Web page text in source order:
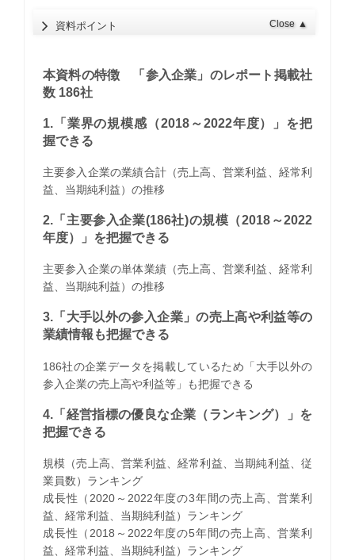
資料ポイント Close ▲
本資料の特徴 「参入企業」のレポート掲載社
数 186社
1.「業界の規模感（2018～2022年度）」を把
握できる
主要参入企業の業績合計（売上高、営業利益、経常利
益、当期純利益）の推移
2.「主要参入企業(186社)の規模（2018～2022
年度）」を把握できる
主要参入企業の単体業績（売上高、営業利益、経常利
益、当期純利益）の推移
3.「大手以外の参入企業」の売上高や利益等の
業績情報も把握できる
186社の企業データを掲載しているため「大手以外の
参入企業の売上高や利益等」も把握できる
4.「経営指標の優良な企業（ランキング）」を
把握できる
規模（売上高、営業利益、経常利益、当期純利益、従
業員数）ランキング
成長性（2020～2022年度の3年間の売上高、営業利
益、経常利益、当期純利益）ランキング
成長性（2018～2022年度の5年間の売上高、営業利
益、経常利益、当期純利益）ランキング